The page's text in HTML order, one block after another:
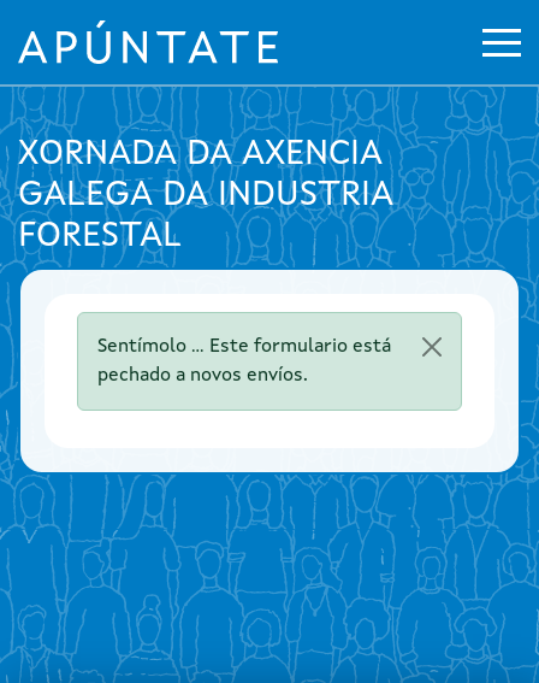
XORNADA DA AXENCIA
GALEGA DA INDUSTRIA
FORESTAL
Mensaxe de estado
Sentímolo ... Este formulario está
pechado a novos envíos.